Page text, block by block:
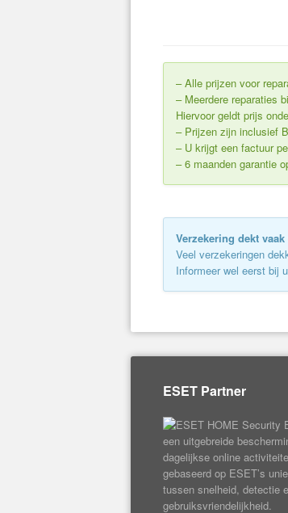
– Alle prijzen voor
– Meerdere reparaties
Hiervoor geldt prijs
– Prijzen zijn inclusief
– U krijgt een factuur
– 6 maanden garantie
Verzekering dekt
Veel verzekeringen
Informeer wel eerst bij
ESET Partner